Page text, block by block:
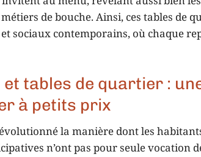
de bouche. Ainsi, ces tables de
sociaux contemporains, où chaque
tables de quartier :
à petits prix
la manière dont les
n’ont pas pour seule